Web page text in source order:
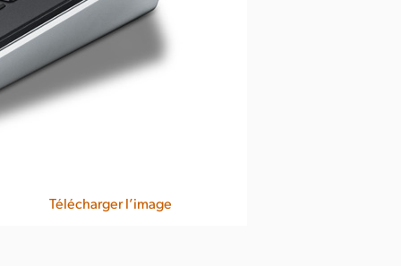
Télécharger l’image